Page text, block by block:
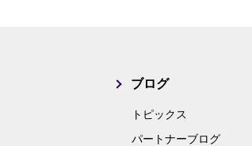
ブログ
トピックス
パートナーブログ